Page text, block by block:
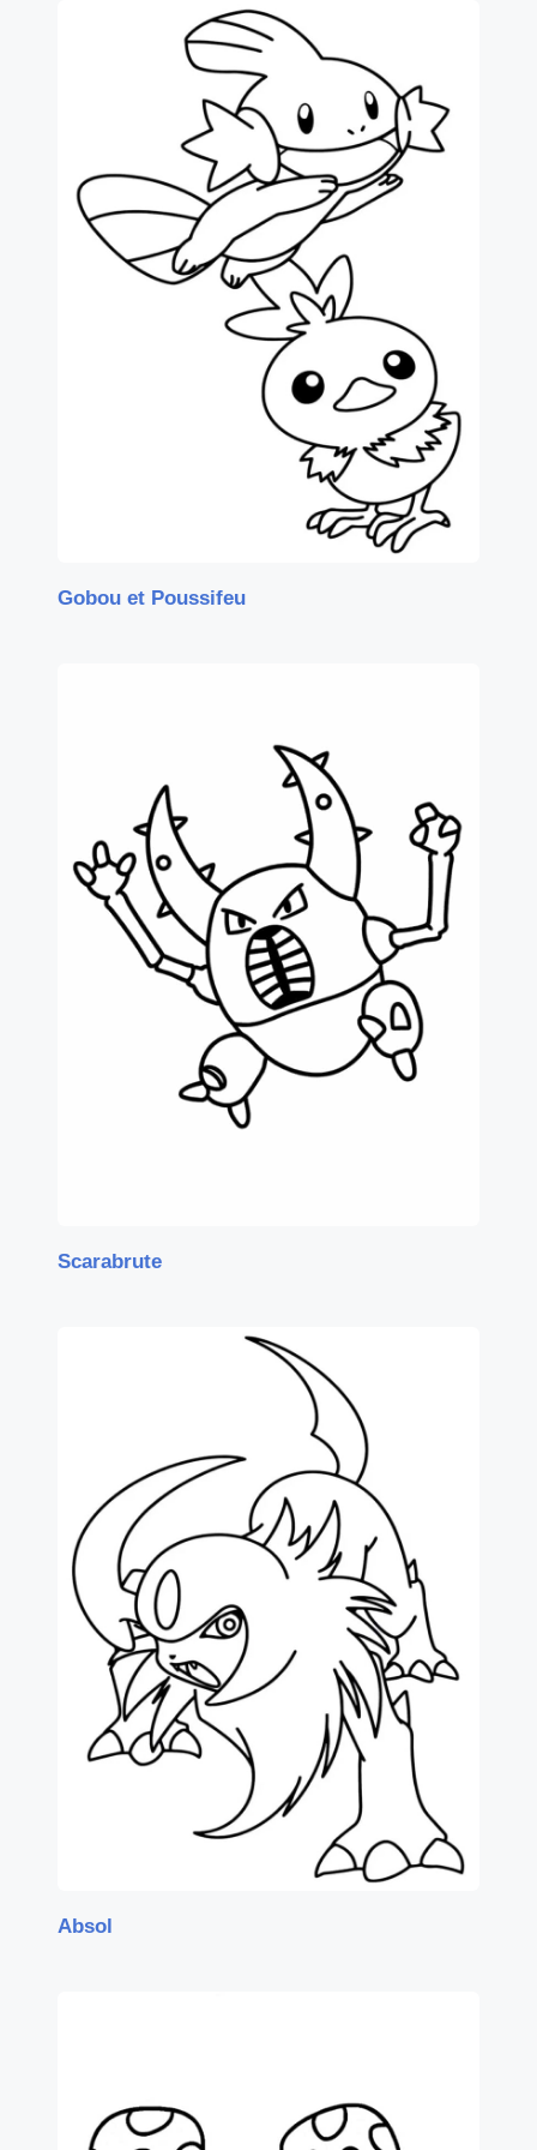
Gobou et Poussifeu
Scarabrute
Absol